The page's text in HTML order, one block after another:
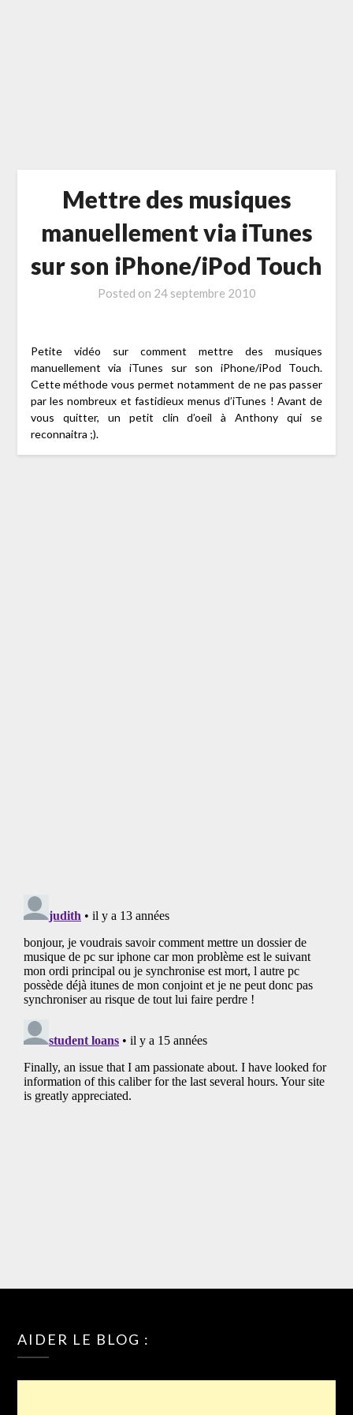
Mettre des musiques
manuellement via iTunes
sur son iPhone/iPod Touch
Posted on 24 septembre 2010
Petite vidéo sur comment mettre des musiques
manuellement via iTunes sur son iPhone/iPod Touch.
Cette méthode vous permet notamment de ne pas passer
par les nombreux et fastidieux menus d’iTunes ! Avant de
vous quitter, un petit clin d’oeil à Anthony qui se
reconnaitra ;).
AIDER LE BLOG :